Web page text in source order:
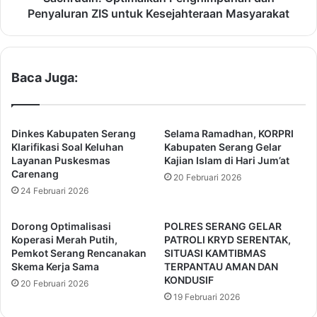
a
a
c
h
i
n
g
t
o
n
S
m
a
a
n
P
e
n
i
m
p
u
Penyaluran ZIS untuk Kesejahteraan Masyarakat
Baca Juga:
Dinkes Kabupaten Serang
Klarifikasi Soal Keluhan
Layanan Puskesmas
Carenang
24 Februari 2026
Selama Ramadhan, KORPRI
Kabupaten Serang Gelar
Kajian Islam di Hari Jum’at
20 Februari 2026
Dorong Optimalisasi
Koperasi Merah Putih,
Pemkot Serang Rencanakan
Skema Kerja Sama
20 Februari 2026
POLRES SERANG GELAR
PATROLI KRYD SERENTAK,
SITUASI KAMTIBMAS
TERPANTAU AMAN DAN
KONDUSIF
19 Februari 2026